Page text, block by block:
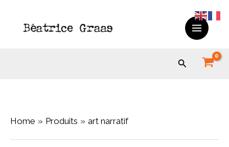
Search
Home Produits art narratif